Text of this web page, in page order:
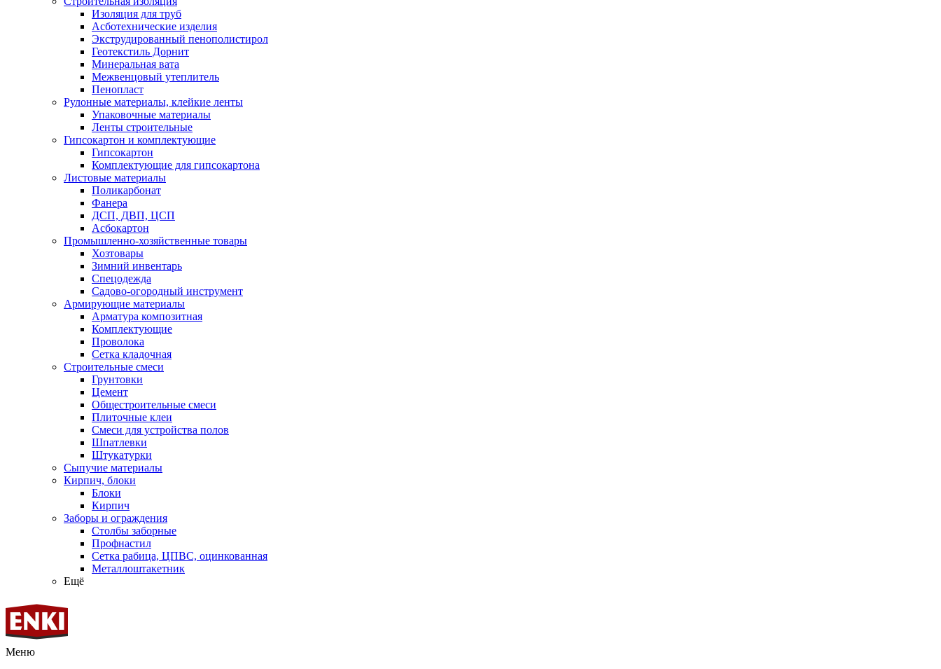
Изоляция для труб
Асботехнические изделия
Экструдированный пенополистирол
Геотекстиль Дорнит
Минеральная вата
Межвенцовый утеплитель
Пенопласт
Рулонные материалы, клейкие ленты
Упаковочные материалы
Ленты строительные
Гипсокартон и комплектующие
Гипсокартон
Комплектующие для гипсокартона
Листовые материалы
Поликарбонат
Фанера
ДСП, ДВП, ЦСП
Асбокартон
Промышленно-хозяйственные товары
Хозтовары
Зимний инвентарь
Спецодежда
Садово-огородный инструмент
Армирующие материалы
Арматура композитная
Комплектующие
Проволока
Сетка кладочная
Строительные смеси
Грунтовки
Цемент
Общестроительные смеси
Плиточные клеи
Смеси для устройства полов
Шпатлевки
Штукатурки
Сыпучие материалы
Кирпич, блоки
Блоки
Кирпич
Заборы и ограждения
Столбы заборные
Профнастил
Сетка рабица, ЦПВС, оцинкованная
Металлоштакетник
Ещё
Меню